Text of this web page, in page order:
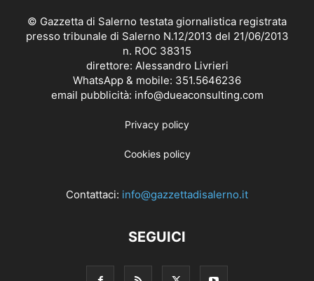
© Gazzetta di Salerno testata giornalistica registrata
presso tribunale di Salerno N.12/2013 del 21/06/2013
n. ROC 38315
direttore: Alessandro Livrieri
WhatsApp & mobile: 351.5646236
email pubblicità: info@dueaconsulting.com
Privacy policy
Cookies policy
Contattaci: info@gazzettadisalerno.it
SEGUICI